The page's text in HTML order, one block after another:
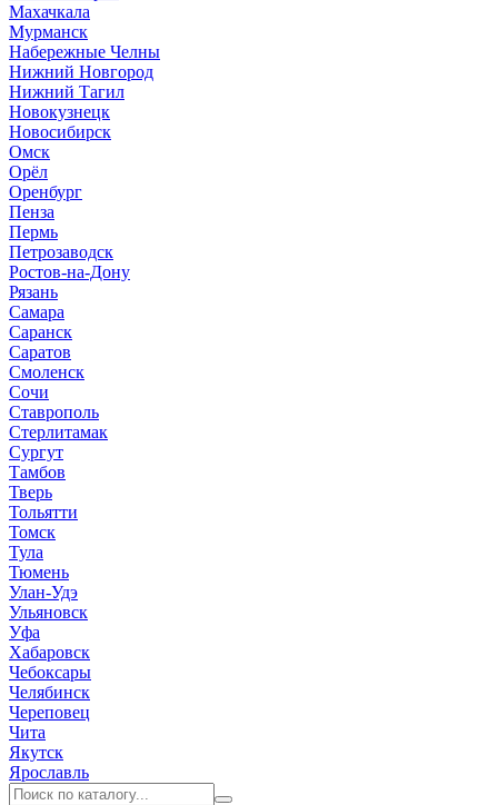
Махачкала
Мурманск
Набережные Челны
Нижний Новгород
Нижний Тагил
Новокузнецк
Новосибирск
Омск
Орёл
Оренбург
Пенза
Пермь
Петрозаводск
Ростов-на-Дону
Рязань
Самара
Саранск
Саратов
Смоленск
Сочи
Ставрополь
Стерлитамак
Сургут
Тамбов
Тверь
Тольятти
Томск
Тула
Тюмень
Улан-Удэ
Ульяновск
Уфа
Хабаровск
Чебоксары
Челябинск
Череповец
Чита
Якутск
Ярославль